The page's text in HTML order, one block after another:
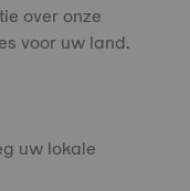
over onze
voor uw land.
uw lokale